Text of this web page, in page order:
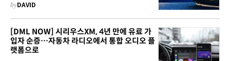
byDAVID
[DML NOW] 시리우스XM, 4년 만에 유료 가
입자 순증…자동차 라디오에서 통합 오디오 플
랫폼으로